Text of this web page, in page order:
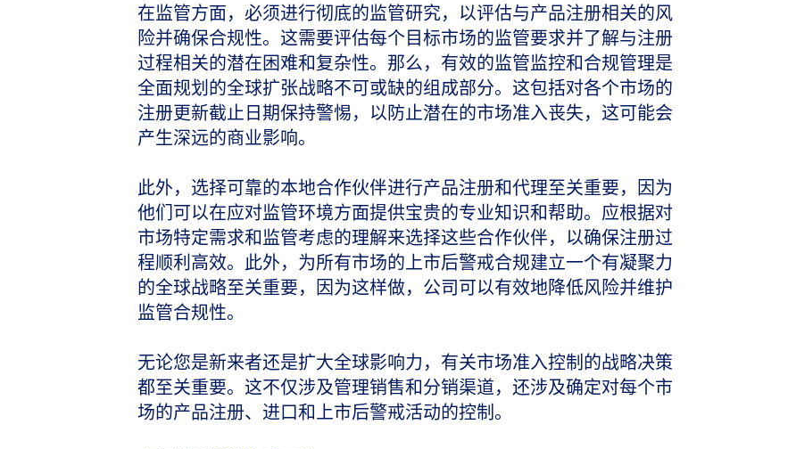
在监管方面，必须进行彻底的监管研究，以评估与产品注册相关的风
险并确保合规性。这需要评估每个目标市场的监管要求并了解与注册
过程相关的潜在困难和复杂性。那么，有效的监管监控和合规管理是
全面规划的全球扩张战略不可或缺的组成部分。这包括对各个市场的
注册更新截止日期保持警惕，以防止潜在的市场准入丧失，这可能会
产生深远的商业影响。
此外，选择可靠的本地合作伙伴进行产品注册和代理至关重要，因为
他们可以在应对监管环境方面提供宝贵的专业知识和帮助。应根据对
市场特定需求和监管考虑的理解来选择这些合作伙伴，以确保注册过
程顺利高效。此外，为所有市场的上市后警戒合规建立一个有凝聚力
的全球战略至关重要，因为这样做，公司可以有效地降低风险并维护
监管合规性。
无论您是新来者还是扩大全球影响力，有关市场准入控制的战略决策
都至关重要。这不仅涉及管理销售和分销渠道，还涉及确定对每个市
场的产品注册、进口和上市后警戒活动的控制。